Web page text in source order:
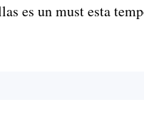
es un must esta